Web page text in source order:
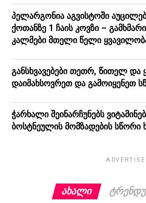
პელარგონია აგვისტოში
ქოთანზე 1 ჩაის კოვზი –
კალმები მთელი წელი
განსხვავებები თეთრ, წითელ და
დაიმახსოვრეთ და გამოიყენეთ
ჭარხალი შეინარჩუნებს
ბოსტნეულის მომზადების სწორი
ᲐᲮᲐᲚᲘ